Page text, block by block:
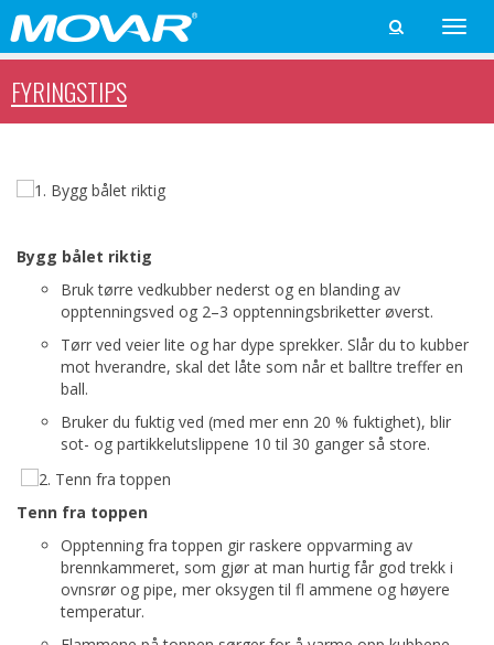
Toggle

FYRINGSTIPS
Bygg bålet riktig
Bruk tørre vedkubber nederst og en blanding av
opptenningsved og 2–3 opptenningsbriketter øverst.
Tørr ved veier lite og har dype sprekker. Slår du to kubber
mot hverandre, skal det låte som når et balltre treffer en
ball.
Bruker du fuktig ved (med mer enn 20 % fuktighet), blir
sot- og partikkelutslippene 10 til 30 ganger så store.
Tenn fra toppen
Opptenning fra toppen gir raskere oppvarming av
brennkammeret, som gjør at man hurtig får god trekk i
ovnsrør og pipe, mer oksygen til fl ammene og høyere
temperatur.